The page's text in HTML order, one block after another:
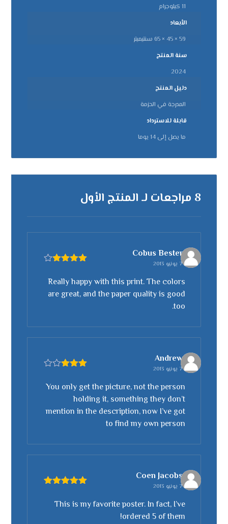
11 كيلوجرام
الأبعاد
59 × 45 × 65 سنتيميتر
سنة المنتج
2024
دليل المنتج
المدرجة في الحزمة
قابلة للاسترداد
ما يصل إلى 14 يوما
8 مراجعات لـ المنتج الأول
من 5
Cobus Bester
7 يونيو 2013
Really happy with this print. The colors
are great, and the paper quality is good
too.
التقييم
3من
5
Andrew
7 يونيو 2013
You only get the picture, not the person
holding it, something they don’t
mention in the description, now I’ve got
to find my own person
من 5
Coen Jacobs
7 يونيو 2013
This is my favorite poster. In fact, I’ve
ordered 5 of them!